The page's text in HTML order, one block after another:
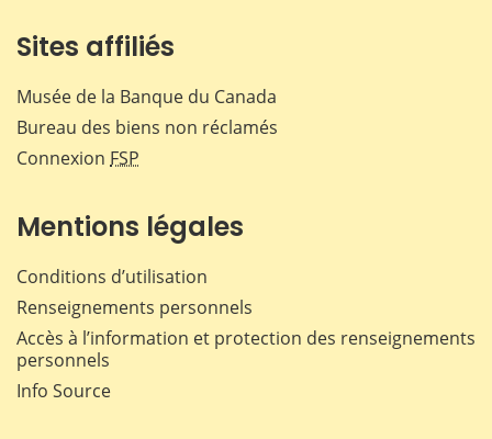
Sites affiliés
Musée de la Banque du Canada
Bureau des biens non réclamés
Connexion FSP
Mentions légales
Conditions d’utilisation
Renseignements personnels
Accès à l’information et protection des renseignements
personnels
Info Source